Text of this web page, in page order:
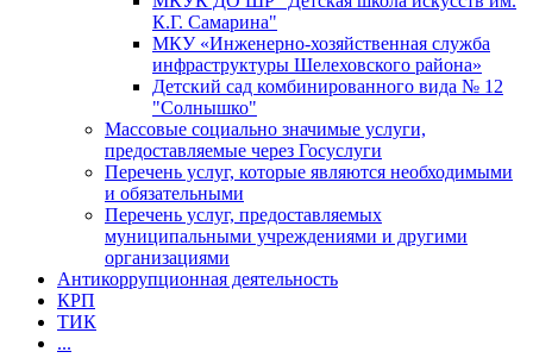
К.Г. Самарина"
МКУ «Инженерно-хозяйственная служба
инфраструктуры Шелеховского района»
Детский сад комбинированного вида № 12
"Солнышко"
Массовые социально значимые услуги,
предоставляемые через Госуслуги
Перечень услуг, которые являются необходимыми
и обязательными
Перечень услуг, предоставляемых
муниципальными учреждениями и другими
организациями
Антикоррупционная деятельность
КРП
ТИК
...